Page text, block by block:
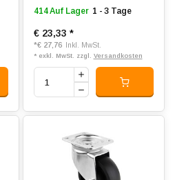
414 Auf Lager 1 - 3 Tage
€ 23,33 *
*€ 27,76 Inkl. MwSt.
* exkl. MwSt. zzgl. Versandkosten